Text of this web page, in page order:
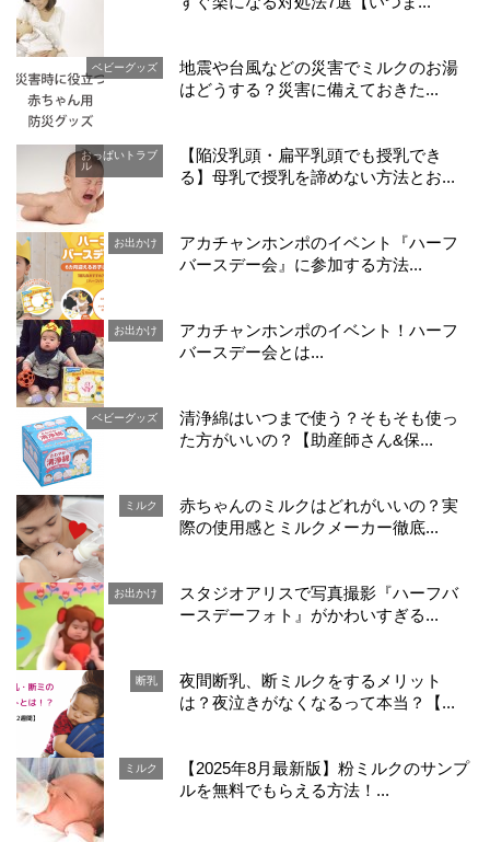
ベビーグッズ
地震や台風などの災害でミルクのお湯
はどうする？災害に備えておきた...
おっぱいトラブ
ル
【陥没乳頭・扁平乳頭でも授乳でき
る】母乳で授乳を諦めない方法とお...
お出かけ
アカチャンホンポのイベント『ハーフ
バースデー会』に参加する方法...
お出かけ
アカチャンホンポのイベント！ハーフ
バースデー会とは...
ベビーグッズ
清浄綿はいつまで使う？そもそも使っ
た方がいいの？【助産師さん&保...
ミルク
赤ちゃんのミルクはどれがいいの？実
際の使用感とミルクメーカー徹底...
お出かけ
スタジオアリスで写真撮影『ハーフバ
ースデーフォト』がかわいすぎる...
断乳
夜間断乳、断ミルクをするメリット
は？夜泣きがなくなるって本当？【...
ミルク
【2025年8月最新版】粉ミルクのサンプ
ルを無料でもらえる方法！...